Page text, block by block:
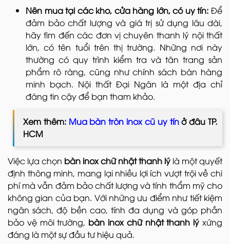
Nên mua tại các kho, cửa hàng lớn, có uy tín: Để
đảm bảo chất lượng và giá trị sử dụng lâu dài,
hãy tìm đến các đơn vị chuyên thanh lý nội thất
lớn, có tên tuổi trên thị trường. Những nơi này
thường có quy trình kiểm tra và tân trang sản
phẩm rõ ràng, cũng như chính sách bán hàng
minh bạch. Nội thất Đại Ngân là một địa chỉ
đáng tin cậy để bạn tham khảo.
Xem thêm: Mua bàn tròn inox cũ uy tínở đâu TP.
HCM
Việc lựa chọn bàn inox chữ nhật thanh lý là một quyết
định thông minh, mang lại nhiều lợi ích vượt trội về chi
phí mà vẫn đảm bảo chất lượng và tính thẩm mỹ cho
không gian của bạn. Với những ưu điểm như tiết kiệm
ngân sách, độ bền cao, tính đa dụng và góp phần
bảo vệ môi trường, bàn inox chữ nhật thanh lý xứng
đáng là một sự đầu tư hiệu quả.